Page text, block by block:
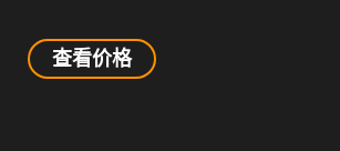
查看价格